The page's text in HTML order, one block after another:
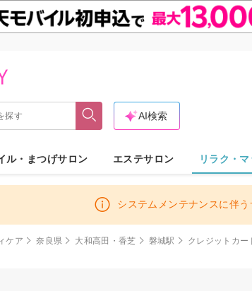
AI検索
ル・まつげサロン エステサロン リラク・
システムメンテナンスに伴
ケア 奈良県 大和高田・香芝 磐城駅 クレジットカー